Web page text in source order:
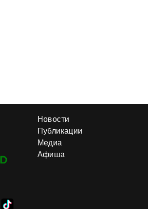
Новости
Публикации
Медиа
Афиша